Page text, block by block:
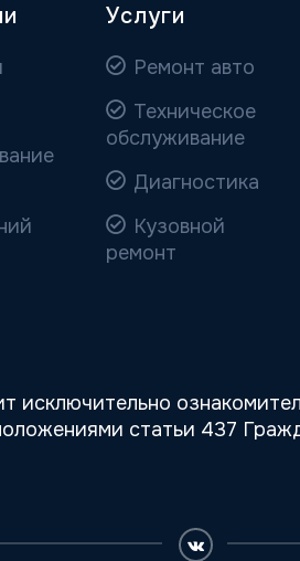
Услуги
Ремонт авто
Техническое
обслуживание
Диагностика
Кузовной
ремонт
статьи 437